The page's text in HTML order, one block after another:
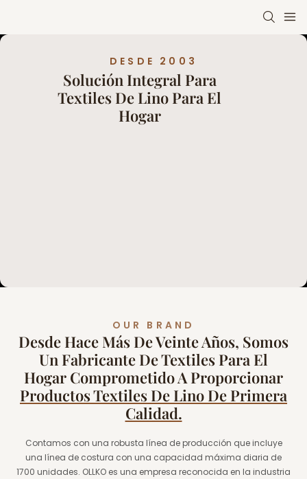
DESDE 2003
Solución Integral Para
Textiles De Lino Para El
Hogar
OUR BRAND
Desde Hace Más De Veinte Años, Somos
Un Fabricante De Textiles Para El
Hogar Comprometido A Proporcionar
Productos Textiles De Lino De Primera
Calidad.
Contamos con una robusta línea de producción que incluye
una línea de costura con una capacidad máxima diaria de
1700 unidades. OLLKO es una empresa reconocida en la industria